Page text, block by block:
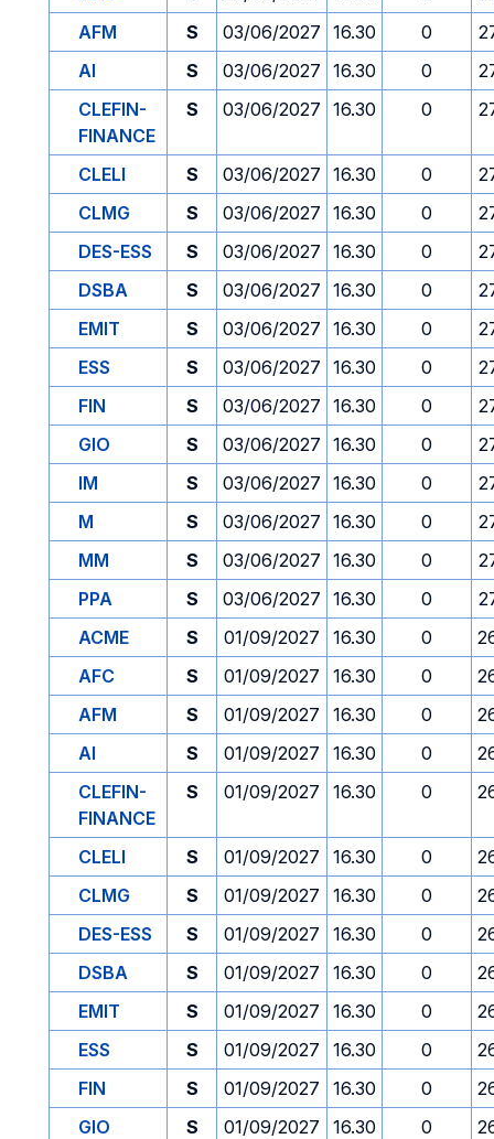
AFM
S 03/06/2027 16.30 0
AI
S 03/06/2027 16.30 0
CLEFIN-
FINANCE
S 03/06/2027 16.30 0
CLELI S 03/06/2027 16.30 0
CLMG
S 03/06/2027 16.30 0
DES-ESS
S 03/06/2027 16.30 0
DSBA
S 03/06/2027 16.30 0
EMIT
S 03/06/2027 16.30 0
ESS
S 03/06/2027 16.30 0
FIN
S 03/06/2027 16.30 0
GIO
S 03/06/2027 16.30 0
IM
S 03/06/2027 16.30 0
M
S 03/06/2027 16.30 0
MM
S 03/06/2027 16.30 0
PPA
S 03/06/2027 16.30 0
ACME
S 01/09/2027 16.30 0
AFC
S 01/09/2027 16.30 0
AFM
S 01/09/2027 16.30 0
AI
S 01/09/2027 16.30 0
CLEFIN-
FINANCE
S 01/09/2027 16.30 0
CLELI S 01/09/2027 16.30 0
CLMG
S 01/09/2027 16.30 0
DES-ESS
S 01/09/2027 16.30 0
DSBA
S 01/09/2027 16.30 0
EMIT
S 01/09/2027 16.30 0
ESS
S 01/09/2027 16.30 0
FIN
S 01/09/2027 16.30 0
GIO
S 01/09/2027 16.30 0